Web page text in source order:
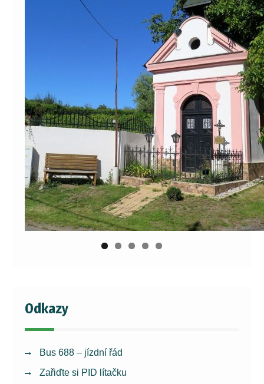
Odkazy
Bus 688 – jízdní řád
Zařiďte si PID lítačku